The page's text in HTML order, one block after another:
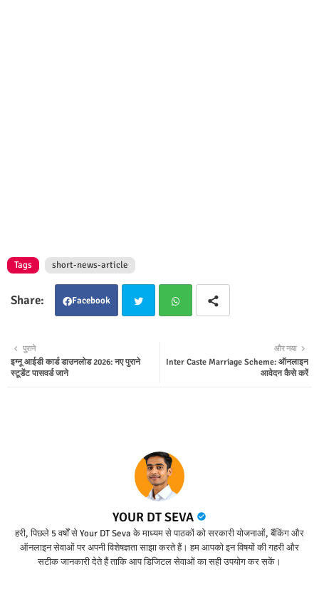
Tags short-news-article
Facebook
ter tsap
और नया
Inter Caste Marriage Scheme: ऑनलाइन
आवेदन कैसे करें
पुराने
इग्नू आईडी कार्ड डाउनलोड 2026: नए पुराने
स्टूडेंट पासवर्ड जाने
YOUR DT SEVA
हरी, पिछले 5 वर्षों से Your DT Seva के माध्यम से पाठकों को सरकारी योजनाओं, बैंकिंग और
ऑनलाइन सेवाओं पर अपनी विशेषज्ञता साझा करते हैं। हम आपको इन विषयों की गहरी और
सटीक जानकारी देते हैं ताकि आप डिजिटल सेवाओं का सही उपयोग कर सकें।